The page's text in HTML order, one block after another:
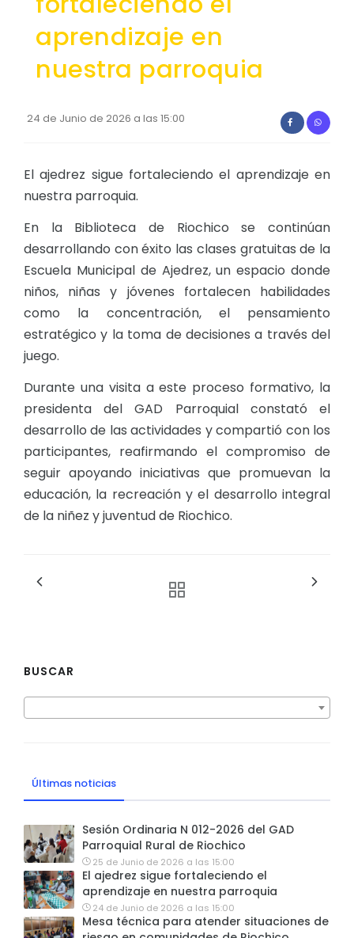
GESTIÓN ADMINISTRATIVA
Plan de desarrollo y Ordenamiento Territorial -
Convenios Institucionales
PRESUPUESTO: EJECUCIÓN Y REPORTES
Cédulas presupuestarias y balances
Procesos de contratación
Ejecución Presupuestaria
Obras y proyectos
aprendizaje en
nuestra parroquia
24 de Junio de 2026 a las 15:00
El ajedrez sigue fortaleciendo el aprendizaje en
nuestra parroquia.
En la Biblioteca de Riochico se continúan
desarrollando con éxito las clases gratuitas de la
Escuela Municipal de Ajedrez, un espacio donde
niños, niñas y jóvenes fortalecen habilidades
como la concentración, el pensamiento
estratégico y la toma de decisiones a través del
juego.
Durante una visita a este proceso formativo, la
presidenta del GAD Parroquial constató el
desarrollo de las actividades y compartió con los
participantes, reafirmando el compromiso de
seguir apoyando iniciativas que promuevan la
educación, la recreación y el desarrollo integral
de la niñez y juventud de Riochico.
BUSCAR
Últimas noticias
Sesión Ordinaria N 012-2026 del GAD
Parroquial Rural de Riochico
25 de Junio de 2026 a las 15:00
El ajedrez sigue fortaleciendo el
aprendizaje en nuestra parroquia
24 de Junio de 2026 a las 15:00
Mesa técnica para atender situaciones de